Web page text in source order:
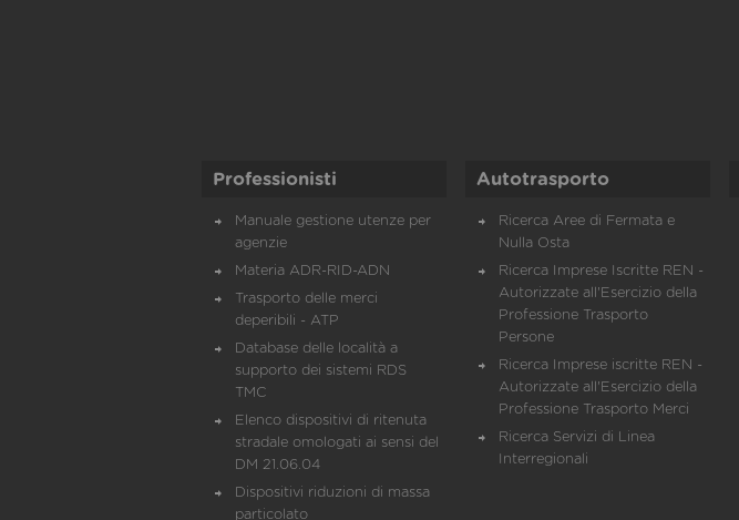
Professionisti
Manuale gestione utenze per
agenzie
Materia ADR-RID-ADN
Trasporto delle merci
deperibili - ATP
Database delle località a
supporto dei sistemi RDS
TMC
Elenco dispositivi di ritenuta
stradale omologati ai sensi del
DM 21.06.04
Dispositivi riduzioni di massa
particolato
Autotrasporto
Ricerca Aree di Fermata e
Nulla Osta
Ricerca Imprese Iscritte REN -
Autorizzate all'Esercizio della
Professione Trasporto
Persone
Ricerca Imprese iscritte REN -
Autorizzate all'Esercizio della
Professione Trasporto Merci
Ricerca Servizi di Linea
Interregionali